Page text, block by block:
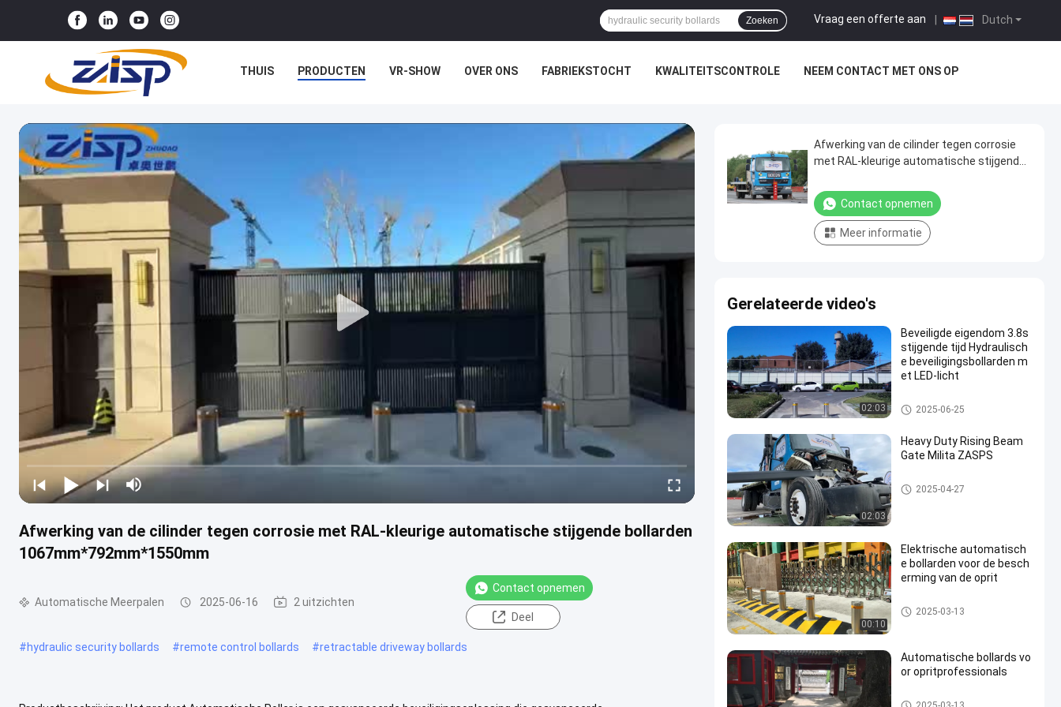
Dutch
Vraag een offerte aan
Zoeken
THUIS PRODUCTEN VR-SHOW OVER ONS FABRIEKSTOCHT KWALITEITSCONTROLE NEEM CONTACT MET ONS OP
Afwerking van de cilinder tegen corrosie met RAL-kleurige automatische stijgende bollarden
1067mm*792mm*1550mm
Automatische Meerpalen 2025-06-16 2 uitzichten
Contact opnemen
Deel
#hydraulic security bollards #remote control bollards #retractable driveway bollards
Afwerking van de cilinder tegen corrosie
met RAL-kleurige automatische stijgende
Contact opnemen
Meer informatie
Gerelateerde video's
02:03
Beveiligde eigendom 3.8s
stijgende tijd Hydraulisch
e beveiligingsbollarden m
et LED-licht
Automatische Meerpalen
2025-06-25
02:03
Heavy Duty Rising Beam
Gate Milita ZASPS
Opkomende balkpoort
2025-04-27
00:10
Elektrische automatisch
e bollarden voor de besch
erming van de oprit
Automatische Meerpalen
2025-03-13
Automatische bollards vo
or opritprofessionals
Automatische Meerpalen